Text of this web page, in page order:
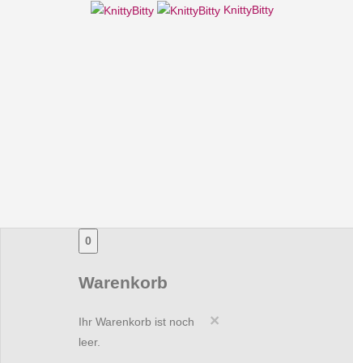
KnittyBitty
0
Warenkorb
×
Ihr Warenkorb ist noch
leer.